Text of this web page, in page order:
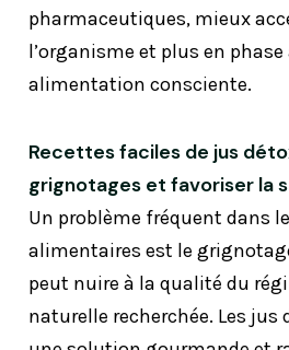
pharmaceutiques, mieux
l’organisme et plus en phase
alimentation consciente.
Recettes faciles de jus
grignotages et favoriser la
Un problème fréquent dans
alimentaires est le
peut nuire à la qualité du
naturelle recherchée. Les